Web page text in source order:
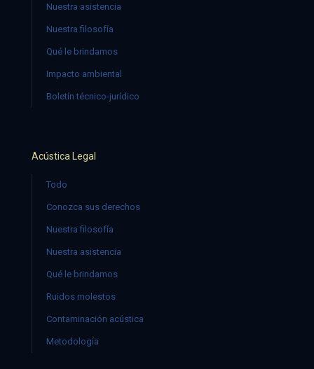
Nuestra asistencia
Nuestra filosofía
Qué le brindamos
Impacto ambiental
Boletín técnico-jurídico
Acústica Legal
Todo
Conozca sus derechos
Nuestra filosofía
Nuestra asistencia
Qué le brindamos
Ruidos molestos
Contaminación acústica
Metodología